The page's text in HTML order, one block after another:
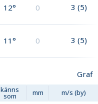
12° 0 3 (5)
11° 0 3 (5)
Graf
känns
som mm m/s (by)